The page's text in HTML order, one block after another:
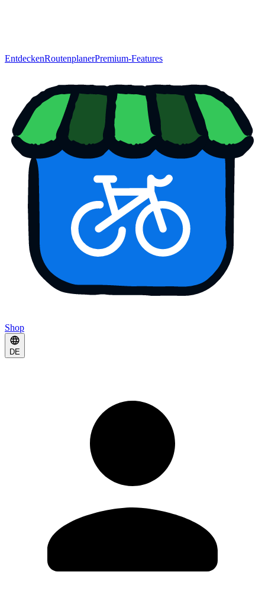
EntdeckenRoutenplanerPremium-Features
Shop
DE